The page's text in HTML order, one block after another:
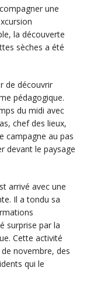
une
la découverte
sèches a été
de découvrir
pédagogique.
du midi avec
chef des lieux,
campagne au pas
devant le paysage
arrivé avec une
Il a tondu sa
surprise par la
Cette activité
novembre, des
qui le